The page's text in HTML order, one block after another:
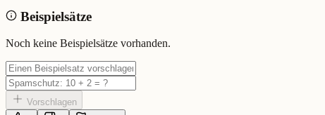
Oachkatzlschwoaf (Bairisch)
Bedeutung:Eichhörnchenschwanz
Beispielsätze
Noch keine Beispielsätze vorhanden.
Vorschlagen